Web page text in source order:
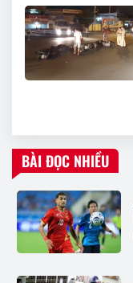
BÀI ĐỌC NHIỀU